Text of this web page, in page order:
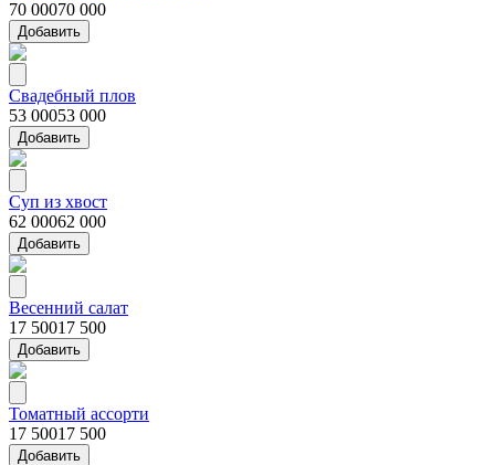
70 00070 000
Добавить
Свадебный плов
53 00053 000
Добавить
Суп из хвост
62 00062 000
Добавить
Весенний салат
17 50017 500
Добавить
Томатный ассорти
17 50017 500
Добавить